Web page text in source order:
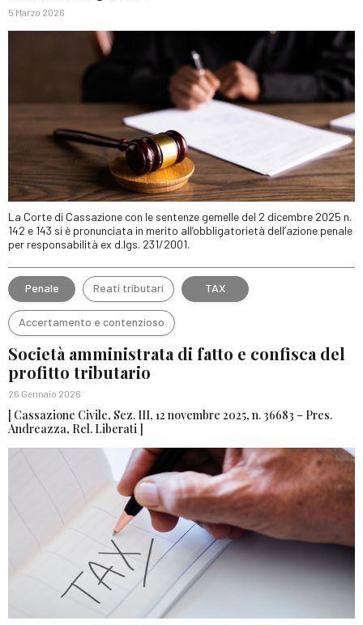
5 Marzo 2026
La Corte di Cassazione con le sentenze gemelle del 2 dicembre 2025 n.
142 e 143 si è pronunciata in merito all’obbligatorietà dell’azione penale
per responsabilità ex d.lgs. 231/2001.
Penale Reati tributari TAX
Accertamento e contenzioso
Società amministrata di fatto e confisca del
profitto tributario
26 Gennaio 2026
[ Cassazione Civile, Sez. III, 12 novembre 2025, n. 36683 – Pres.
Andreazza, Rel. Liberati ]